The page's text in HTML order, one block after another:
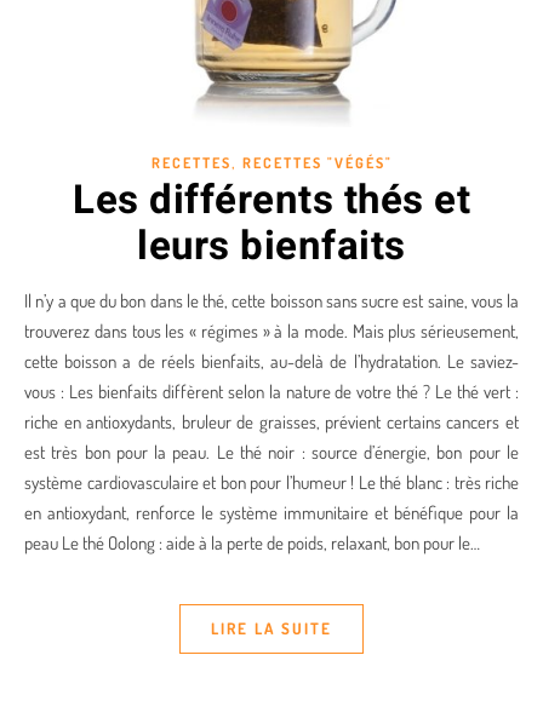
RECETTES, RECETTES "VÉGÉS"
Les différents thés et
leurs bienfaits
Il n’y a que du bon dans le thé, cette boisson sans sucre est saine, vous la
trouverez dans tous les « régimes » à la mode. Mais plus sérieusement,
cette boisson a de réels bienfaits, au-delà de l’hydratation. Le saviez-
vous : Les bienfaits diffèrent selon la nature de votre thé ? Le thé vert :
riche en antioxydants, bruleur de graisses, prévient certains cancers et
est très bon pour la peau. Le thé noir : source d’énergie, bon pour le
système cardiovasculaire et bon pour l’humeur ! Le thé blanc : très riche
en antioxydant, renforce le système immunitaire et bénéfique pour la
peau Le thé Oolong : aide à la perte de poids, relaxant, bon pour le…
LIRE LA SUITE